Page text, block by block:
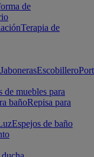
de
Terapia de
JabonerasEscobillero
de muebles para
bañoRepisa para
Espejos de baño